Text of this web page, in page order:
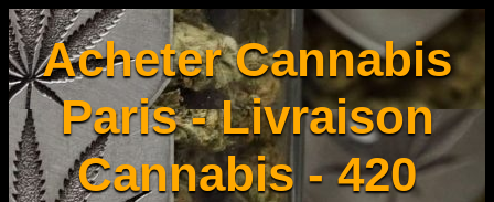
Acheter Cannabis
Paris - Livraison
Cannabis - 420